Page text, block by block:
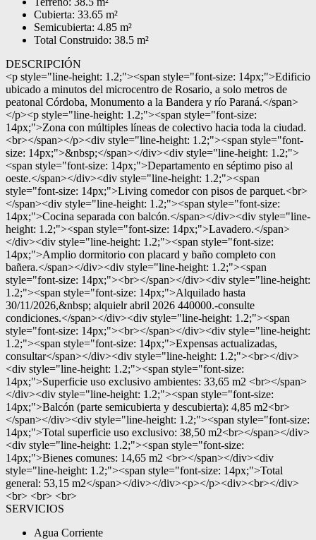
Cubierta: 33.65 m²
Semicubierta: 4.85 m²
Total Construido: 38.5 m²
DESCRIPCIÓN
<p style="line-height: 1.2;"><span style="font-size: 14px;">Edificio
ubicado a minutos del microcentro de Rosario, a solo metros de
peatonal Córdoba, Monumento a la Bandera y río Paraná.</span>
</p><p style="line-height: 1.2;"><span style="font-size:
14px;">Zona con múltiples líneas de colectivo hacia toda la ciudad.
<br></span></p><div style="line-height: 1.2;"><span style="font-
size: 14px;">&nbsp;</span></div><div style="line-height: 1.2;">
<span style="font-size: 14px;">Departamento en séptimo piso al
oeste.</span></div><div style="line-height: 1.2;"><span
style="font-size: 14px;">Living comedor con pisos de parquet.<br>
</span><div style="line-height: 1.2;"><span style="font-size:
14px;">Cocina separada con balcón.</span></div><div style="line-
height: 1.2;"><span style="font-size: 14px;">Lavadero.</span>
</div><div style="line-height: 1.2;"><span style="font-size:
14px;">Amplio dormitorio con placard y baño completo con
bañera.</span></div><div style="line-height: 1.2;"><span
style="font-size: 14px;"><br></span></div><div style="line-height:
1.2;"><span style="font-size: 14px;">Alquilado hasta
30/11/2026,&nbsp; alquielr abril 2026 440000.-consulte
condiciones.</span></div><div style="line-height: 1.2;"><span
style="font-size: 14px;"><br></span></div><div style="line-height:
1.2;"><span style="font-size: 14px;">Expensas actualizadas,
consultar</span></div><div style="line-height: 1.2;"><br></div>
<div style="line-height: 1.2;"><span style="font-size:
14px;">Superficie uso exclusivo ambientes: 33,65 m2 <br></span>
</div><div style="line-height: 1.2;"><span style="font-size:
14px;">Balcón (parte semicubierta y descubierta): 4,85 m2<br>
</span></div><div style="line-height: 1.2;"><span style="font-size:
14px;">Total superficie uso exclusivo: 38,50 m2<br></span></div>
<div style="line-height: 1.2;"><span style="font-size:
14px;">Bienes comunes: 14,65 m2 <br></span></div><div
style="line-height: 1.2;"><span style="font-size: 14px;">Total
general: 53,15 m2</span></div></div><p></p><div><br></div>
<br> <br> <br>
SERVICIOS
Agua Corriente